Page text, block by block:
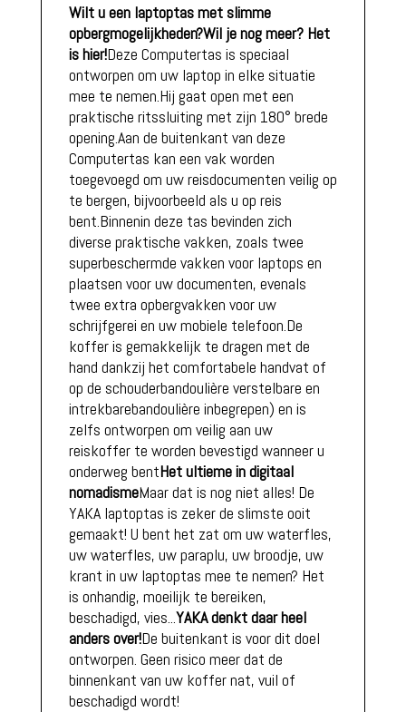
Wilt u een laptoptas met slimme
opbergmogelijkheden?Wil je nog meer? Het
is hier!Deze Computertas is speciaal
ontworpen om uw laptop in elke situatie
mee te nemen.Hij gaat open met een
praktische ritssluiting met zijn 180° brede
opening.Aan de buitenkant van deze
Computertas kan een vak worden
toegevoegd om uw reisdocumenten veilig op
te bergen, bijvoorbeeld als u op reis
bent.Binnenin deze tas bevinden zich
diverse praktische vakken, zoals twee
superbeschermde vakken voor laptops en
plaatsen voor uw documenten, evenals
twee extra opbergvakken voor uw
schrijfgerei en uw mobiele telefoon.De
koffer is gemakkelijk te dragen met de
hand dankzij het comfortabele handvat of
op de schouderbandoulière verstelbare en
intrekbarebandoulière inbegrepen) en is
zelfs ontworpen om veilig aan uw
reiskoffer te worden bevestigd wanneer u
onderweg bentHet ultieme in digitaal
nomadismeMaar dat is nog niet alles! De
YAKA laptoptas is zeker de slimste ooit
gemaakt! U bent het zat om uw waterfles,
uw waterfles, uw paraplu, uw broodje, uw
krant in uw laptoptas mee te nemen? Het
is onhandig, moeilijk te bereiken,
beschadigd, vies...YAKA denkt daar heel
anders over!De buitenkant is voor dit doel
ontworpen. Geen risico meer dat de
binnenkant van uw koffer nat, vuil of
beschadigd wordt!